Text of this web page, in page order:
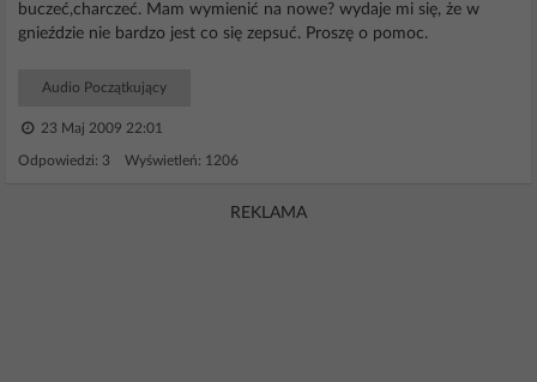
buczeć,charczeć. Mam wymienić na nowe? wydaje mi się, że w
gnieździe nie bardzo jest co się zepsuć. Proszę o pomoc.
Audio Początkujący
23 Maj 2009 22:01
Odpowiedzi: 3 Wyświetleń: 1206
REKLAMA